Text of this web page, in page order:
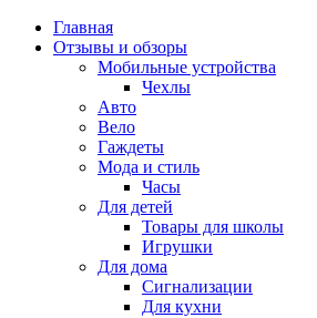
Главная
Отзывы и обзоры
Мобильные устройства
Чехлы
Авто
Вело
Гаждеты
Мода и стиль
Часы
Для детей
Товары для школы
Игрушки
Для дома
Сигнализации
Для кухни